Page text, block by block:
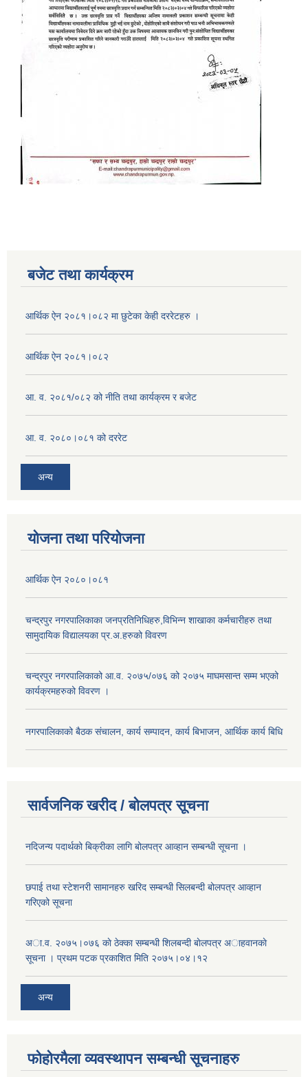
बजेट तथा कार्यक्रम
आर्थिक ऐन २०८१।०८२ मा छुटेका केही दररेटहरु ।
आर्थिक ऐन २०८१।०८२
आ. व. २०८१/०८२ को नीति तथा कार्यक्रम र बजेट
आ. व. २०८०।०८१ को दररेट
अन्य
योजना तथा परियोजना
आर्थिक ऐन २०८०।०८१
चन्द्रपुर नगरपालिकाका जनप्रतिनिधिहरु,विभिन्न शाखाका कर्मचारीहरु तथा
सामुदायिक विद्यालयका प्र.अ.हरुको विवरण
चन्द्रपुर नगरपालिकाको आ.व. २०७५/०७६ को २०७५ माघमसान्त सम्म भएको
कार्यक्रमहरुको विवरण ।
नगरपालिकाको बैठक संचालन, कार्य सम्पादन, कार्य बिभाजन, आर्थिक कार्य बिधि
सार्वजनिक खरीद / बोलपत्र सूचना
नदिजन्य पदार्थको बिक्रीका लागि बोलपत्र आव्हान सम्बन्धी सूचना ।
छपाई तथा स्टेशनरी सामानहरु खरिद सम्बन्धी सिलबन्दी बोलपत्र आव्हान
गरिएको सूचना
अा.व. २०७५।०७६ काे ठेक्का सम्बन्धी शिलबन्दी बाेलपत्र अाहवानकाे
सूचना । प्रथम पटक प्रकाशित मिति २०७५।०४।१२
अन्य
फोहोरमैला व्यवस्थापन सम्बन्धी सूचनाहरु